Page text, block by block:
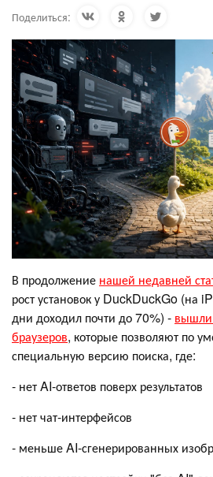
Поделиться:
В продолжение нашей недавней
рост установок у DuckDuckGo (на
дни доходил почти до 70%) -
браузеров, которые позволяют по
специальную версию поиска, где:
- нет AI-ответов поверх результатов
- нет чат-интерфейсов
- меньше AI-сгенерированных